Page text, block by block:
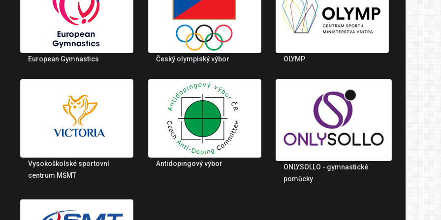
European Gymnastics Český olympiský výbor OLYMP
Vysokoškolské sportovní
centrum MŠMT
Antidopingový výbor
ONLYSOLLO - gymnastické
pomůcky